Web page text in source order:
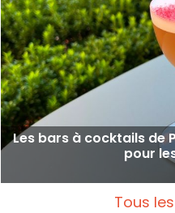
Les bars à cocktails de
pour
Tous